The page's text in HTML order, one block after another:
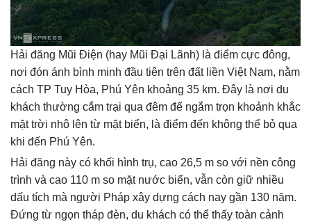
Hải đăng Mũi Điện (hay Mũi Đại Lãnh) là điểm cực đông,
nơi đón ánh bình minh đầu tiên trên đất liền Việt Nam, nằm
cách TP Tuy Hòa, Phú Yên khoảng 35 km. Đây là nơi du
khách thường cắm trại qua đêm để ngắm trọn khoảnh khắc
mặt trời nhô lên từ mặt biển, là điểm đến không thể bỏ qua
khi đến Phú Yên.
Hải đăng này có khối hình trụ, cao 26,5 m so với nền công
trình và cao 110 m so mặt nước biển, vẫn còn giữ nhiều
dấu tích mà người Pháp xây dựng cách nay gần 130 năm.
Đứng từ ngọn tháp đèn, du khách có thể thấy toàn cảnh